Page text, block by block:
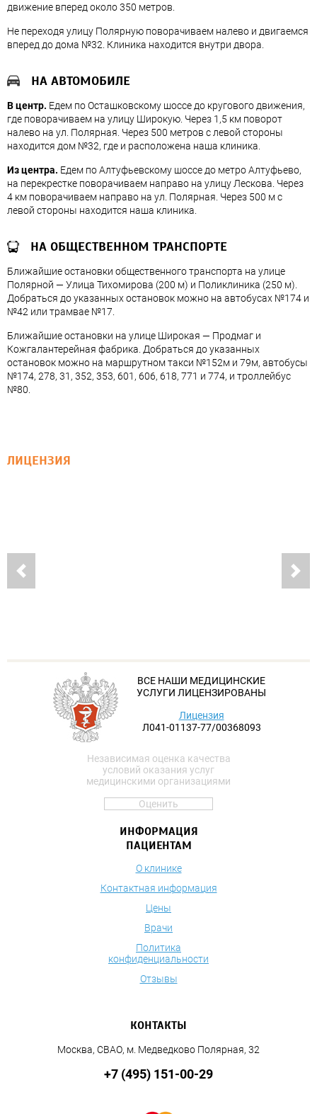
движение вперед около 350 метров.
Не переходя улицу Полярную поворачиваем налево и двигаемся
вперед до дома №32. Клиника находится внутри двора.
НА АВТОМОБИЛЕ
В центр. Едем по Осташковскому шоссе до кругового движения,
где поворачиваем на улицу Широкую. Через 1,5 км поворот
налево на ул. Полярная. Через 500 метров с левой стороны
находится дом №32, где и расположена наша клиника.
Из центра. Едем по Алтуфьевскому шоссе до метро Алтуфьево,
на перекрестке поворачиваем направо на улицу Лескова. Через
4 км поворачиваем направо на ул. Полярная. Через 500 м с
левой стороны находится наша клиника.
НА ОБЩЕСТВЕННОМ ТРАНСПОРТЕ
Ближайшие остановки общественного транспорта на улице
Полярной — Улица Тихомирова (200 м) и Поликлиника (250 м).
Добраться до указанных остановок можно на автобусах №174 и
№42 или трамвае №17.
Ближайшие остановки на улице Широкая — Продмаг и
Кожгалантерейная фабрика. Добраться до указанных
остановок можно на маршрутном такси №152м и 79м, автобусы
№174, 278, 31, 352, 353, 601, 606, 618, 771 и 774, и троллейбус
№80.
ЛИЦЕНЗИЯ
ВСЕ НАШИ МЕДИЦИНСКИЕ
УСЛУГИ ЛИЦЕНЗИРОВАНЫ
Лицензия
Л041-01137-77/00368093
Независимая оценка качества
условий оказания услуг
медицинскими организациями
Оценить
ИНФОРМАЦИЯ
ПАЦИЕНТАМ
О клинике
Контактная информация
Цены
Врачи
Политика
конфиденциальности
Отзывы
КОНТАКТЫ
Москва, СВАО, м. Медведково Полярная, 32
+7 (495) 151-00-29